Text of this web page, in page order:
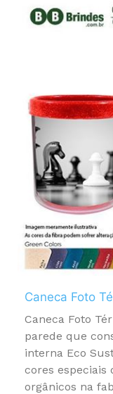
Caneca Foto
Caneca Foto
parede que
interna Eco
cores
orgânicos na